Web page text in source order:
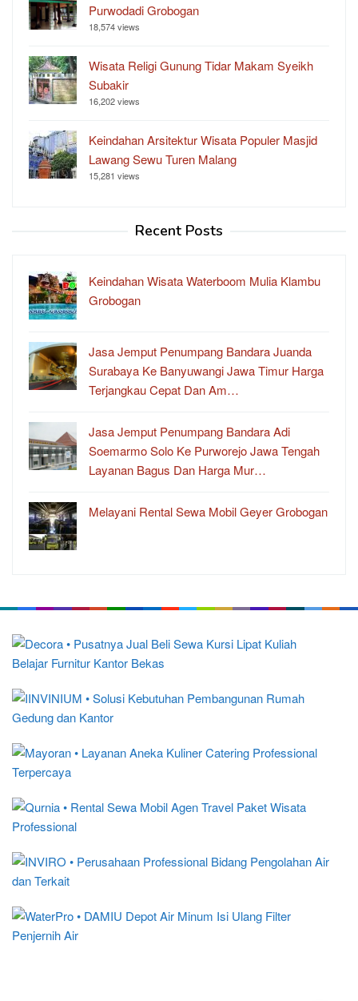
Purwodadi Grobogan
18,574 views
Wisata Religi Gunung Tidar Makam Syeikh
Subakir
16,202 views
Keindahan Arsitektur Wisata Populer Masjid
Lawang Sewu Turen Malang
15,281 views
Recent Posts
Keindahan Wisata Waterboom Mulia Klambu
Grobogan
Jasa Jemput Penumpang Bandara Juanda
Surabaya Ke Banyuwangi Jawa Timur Harga
Terjangkau Cepat Dan Am…
Jasa Jemput Penumpang Bandara Adi
Soemarmo Solo Ke Purworejo Jawa Tengah
Layanan Bagus Dan Harga Mur…
Melayani Rental Sewa Mobil Geyer Grobogan